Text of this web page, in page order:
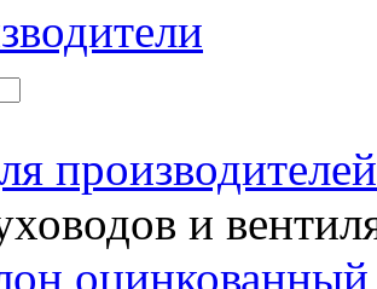
производителей
и
оцинкованный